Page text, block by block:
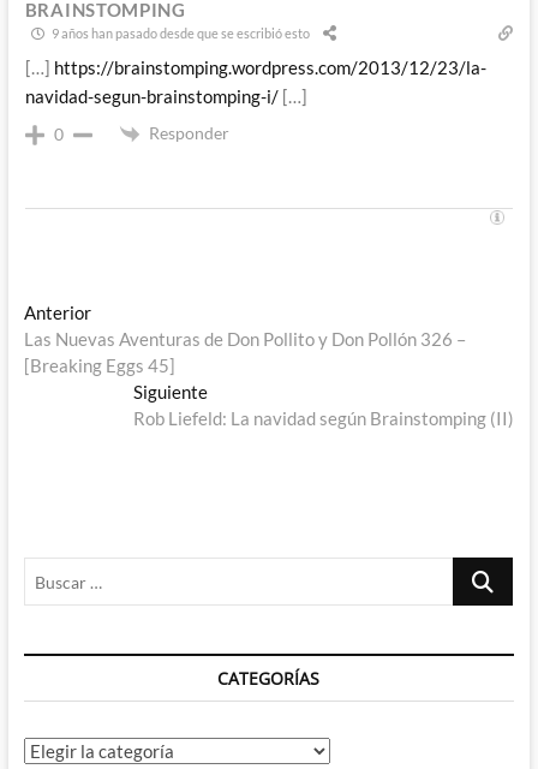
BRAINSTOMPING
9 años han pasado desde que se escribió esto
[…] https://brainstomping.wordpress.com/2013/12/23/la-
navidad-segun-brainstomping-i/[…]
0 Responder
Navegación
de
entradas
AnteriorEntrada
anterior:
Las Nuevas Aventuras de Don Pollito y Don Pollón 326 –
[Breaking Eggs 45]
SiguienteEntrada
siguiente:
Rob Liefeld: La navidad según Brainstomping (II)
Buscar
CATEGORÍAS
Categorías